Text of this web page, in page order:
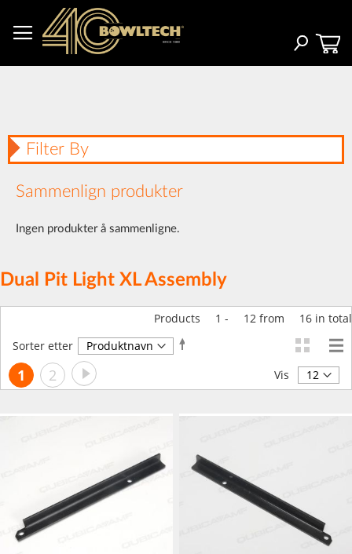
innhold
Søk
Dual Pit Light XL Assembly
Products 1 - 12 from 16 in total
Sorter etter
Angi
Side
You're
reading
1 Side
2 Side
Neste Vis
Filter By
Sammenlign produkter
Ingen produkter å sammenligne.